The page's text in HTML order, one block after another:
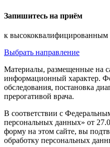
Запишитесь на приём
к высококвалифицированным
Выбрать направление
Материалы, размещенные на
информационный характер.
обследования, постановка
прерогативой врача.
В соответствии с
персональных данных» от
форму на этом сайте, вы
обработку персональных